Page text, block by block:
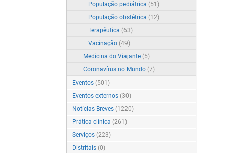
População pediátrica (51)
População obstétrica (12)
Terapêutica (63)
Vacinação (49)
Medicina do Viajante (5)
Coronavírus no Mundo (7)
Eventos (501)
Eventos externos (30)
Notícias Breves (1220)
Prática clínica (261)
Serviços (223)
Distritais (0)